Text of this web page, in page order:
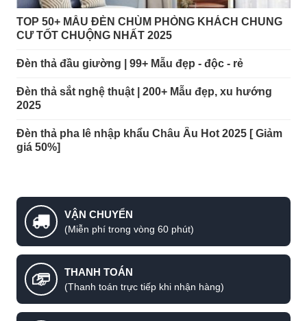
TOP 50+ MẪU ĐÈN CHÙM PHÒNG KHÁCH CHUNG
CƯ TỐT CHUỘNG NHẤT 2025
Đèn thả đầu giường | 99+ Mẫu đẹp - độc - rẻ
Đèn thả sắt nghệ thuật | 200+ Mẫu đẹp, xu hướng
2025
Đèn thả pha lê nhập khẩu Châu Âu Hot 2025 [ Giảm
giá 50%]
VẬN CHUYỂN
(Miễn phí trong vòng 60 phút)
THANH TOÁN
(Thanh toán trực tiếp khi nhận hàng)